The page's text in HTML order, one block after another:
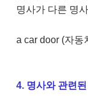
명사가 다른 명
a car door (자동
4. 명사와 관련